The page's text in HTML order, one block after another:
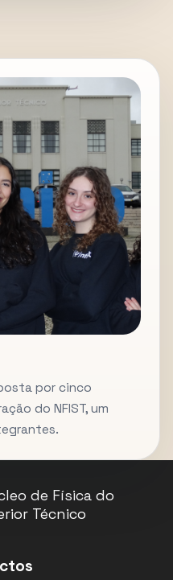
por cinco
do NFIST, um
de Física do
Técnico